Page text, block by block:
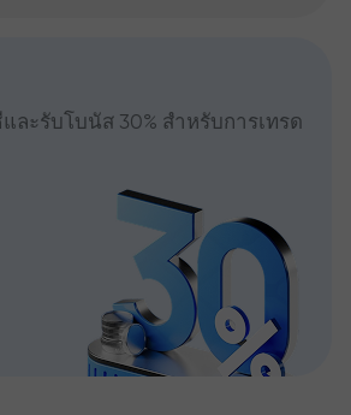
ละรับโบนัส 30% สำหรับการเทรด